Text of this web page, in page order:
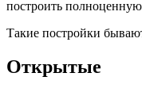
построить
Такие постройки
Открытые